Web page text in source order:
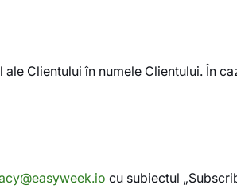
Clientului în numele Clientului. În
cu subiectul